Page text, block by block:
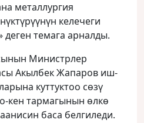
металлургия
келечеги
темага арналды.
Министрлер
Акылбек Жапаров иш-
куттуктоо сөзү
кен тармагынын өлкө
баса белгиледи.